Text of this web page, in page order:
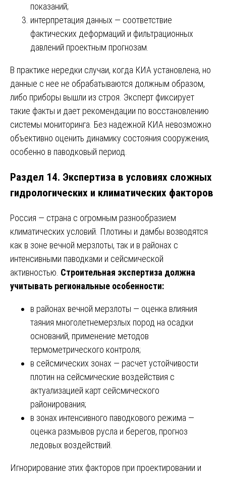
показаний;
интерпретация данных — соответствие
фактических деформаций и фильтрационных
давлений проектным прогнозам.
В практике нередки случаи, когда КИА установлена, но
данные с нее не обрабатываются должным образом,
либо приборы вышли из строя. Эксперт фиксирует
такие факты и дает рекомендации по восстановлению
системы мониторинга. Без надежной КИА невозможно
объективно оценить динамику состояния сооружения,
особенно в паводковый период.
Раздел 14. Экспертиза в условиях сложных
гидрологических и климатических факторов
Россия — страна с огромным разнообразием
климатических условий. Плотины и дамбы возводятся
как в зоне вечной мерзлоты, так и в районах с
интенсивными паводками и сейсмической
активностью. Строительная экспертиза должна
учитывать региональные особенности:
в районах вечной мерзлоты — оценка влияния
таяния многолетнемерзлых пород на осадки
оснований, применение методов
термометрического контроля;
в сейсмических зонах — расчет устойчивости
плотин на сейсмические воздействия с
актуализацией карт сейсмического
районирования;
в зонах интенсивного паводкового режима —
оценка размывов русла и берегов, прогноз
ледовых воздействий.
Игнорирование этих факторов при проектировании и